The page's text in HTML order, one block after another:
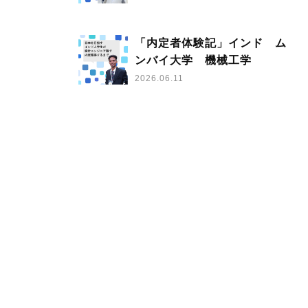
「内定者体験記」インド ム
ンバイ大学 機械工学
2026.06.11